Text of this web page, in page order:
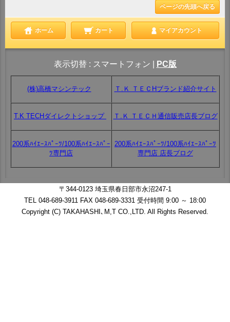
ページの先頭へ戻る
ホーム カート マイアカウント
表示切替 : スマートフォン PC版
(株)高橋マシンテック Ｔ.Ｋ ＴＥＣHブランド紹介サイト
T.K TECHダイレクトショップ Ｔ.Ｋ ＴＥＣＨ通信販売店長ブログ
200系ﾊｲｴｰｽﾊﾟｰﾂ/100系ﾊｲｴｰｽﾊﾟｰ
ﾂ専門店
200系ﾊｲｴｰｽﾊﾟｰﾂ/100系ﾊｲｴｰｽﾊﾟｰﾂ
専門店 店長ブログ
〒344-0123 埼玉県春日部市永沼247-1
TEL 048-689-3911 FAX 048-689-3331 受付時間 9:00 ～ 18:00
Copyright (C) TAKAHASHI､M,T CO.,LTD. All Rights Reserved.